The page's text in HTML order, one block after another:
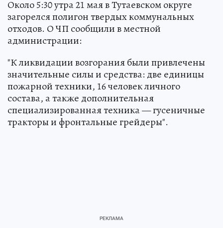
Около 5:30 утра 21 мая в Тутаевском округе
загорелся полигон твердых коммунальных
отходов. О ЧП сообщили в местной
администрации:
"К ликвидации возгорания были привлечены
значительные силы и средства: две единицы
пожарной техники, 16 человек личного
состава, а также дополнительная
специализированная техника — гусеничные
тракторы и фронтальные грейдеры".